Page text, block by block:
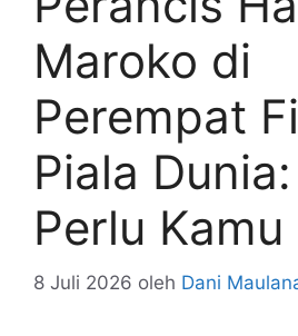
Maroko di
Perempat
Piala
Perlu Kamu
8 Juli 2026 oleh Dani